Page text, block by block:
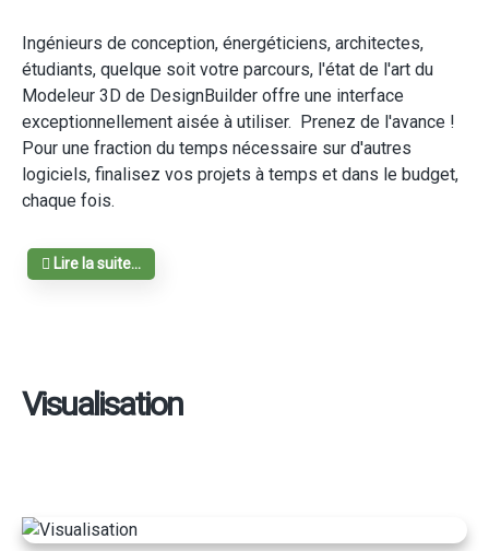
Ingénieurs de conception, énergéticiens, architectes,
étudiants, quelque soit votre parcours, l'état de l'art du
Modeleur 3D de DesignBuilder offre une interface
exceptionnellement aisée à utiliser. Prenez de l'avance !
Pour une fraction du temps nécessaire sur d'autres
logiciels, finalisez vos projets à temps et dans le budget,
chaque fois.
Lire la suite...
Visualisation